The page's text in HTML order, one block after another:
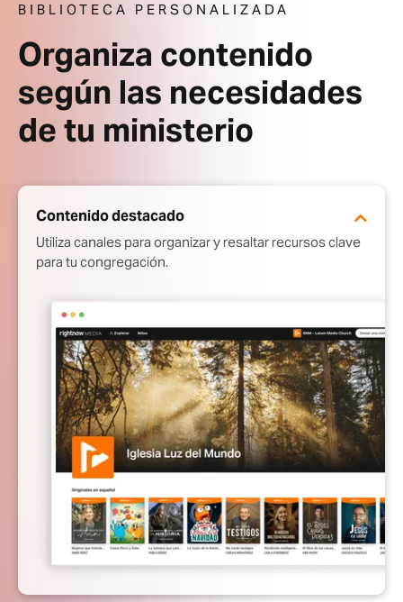
BIBLIOTECA PERSONALIZADA
Organiza contenido
según las necesidades
de tu ministerio
Contenido destacado
Utiliza canales para organizar y resaltar recursos clave
para tu congregación.